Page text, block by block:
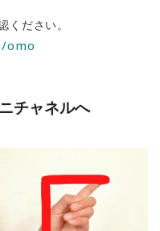
ください。
omo
チャネルへ